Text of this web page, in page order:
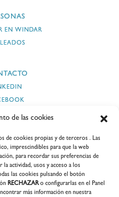
de las cookies
de cookies propias y de terceros . Las
imprescindibles para que la web
para recordar sus preferencias de
la actividad, usos y acceso a los
las cookies pulsando el botón
RECHAZARo configurarlas en el Panel
más información en nuestra
EN WINDAR